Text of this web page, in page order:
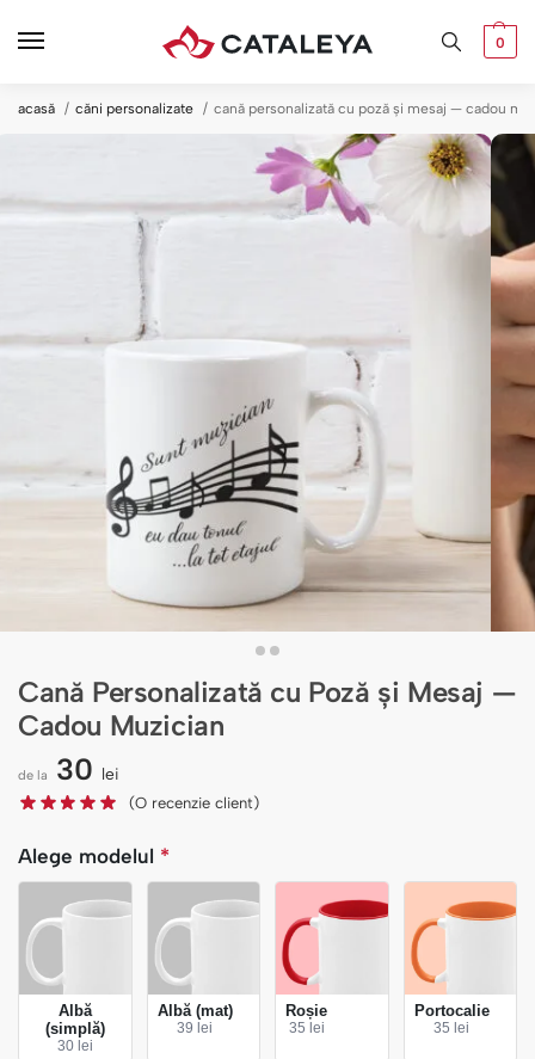
0
acasă căni personalizate cană personalizată cu poză și mesaj — cadou
Cană Personalizată cu Poză și Mesaj —
Cadou Muzician
de la 30 lei
(O recenzie client)
Alege modelul *
Albă
(simplă)
30 lei
Albă (mat)
39 lei
Roșie
35 lei
Portocalie
35 lei